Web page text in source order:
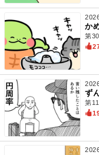
か
第
ず
第